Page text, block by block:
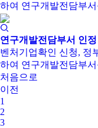
하여 연구개발전담부
연구개발전담부서 인정
벤처기업확인 신청, 정
하여 연구개발전담부
처음으로
이전
1
2
3